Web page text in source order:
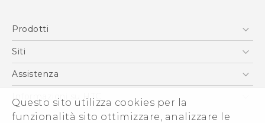
Questo sito utilizza cookies per la
funzionalità sito ottimizzare, analizzare le
normativa
English - Safety and regulatory guide
Prodotti
Smartphone
Vive
Accessori
Siti
HTC VIVE
Assistenza
Ecommerce Assistenza
Informazioni su HTC
ESG